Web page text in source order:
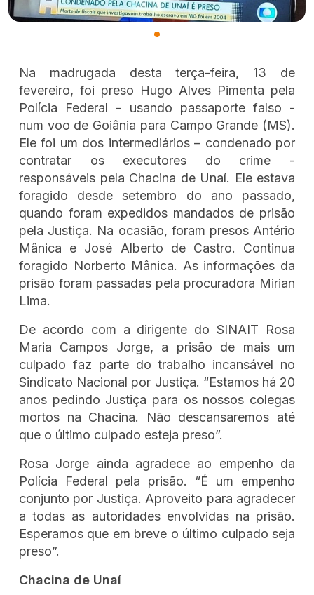
Na madrugada desta terça-feira, 13 de
fevereiro, foi preso Hugo Alves Pimenta pela
Polícia Federal - usando passaporte falso -
num voo de Goiânia para Campo Grande (MS).
Ele foi um dos intermediários – condenado por
contratar os executores do crime -
responsáveis pela Chacina de Unaí. Ele estava
foragido desde setembro do ano passado,
quando foram expedidos mandados de prisão
pela Justiça. Na ocasião, foram presos Antério
Mânica e José Alberto de Castro. Continua
foragido Norberto Mânica. As informações da
prisão foram passadas pela procuradora Mirian
Lima.
De acordo com a dirigente do SINAIT Rosa
Maria Campos Jorge, a prisão de mais um
culpado faz parte do trabalho incansável no
Sindicato Nacional por Justiça. “Estamos há 20
anos pedindo Justiça para os nossos colegas
mortos na Chacina. Não descansaremos até
que o último culpado esteja preso”.
Rosa Jorge ainda agradece ao empenho da
Polícia Federal pela prisão. “É um empenho
conjunto por Justiça. Aproveito para agradecer
a todas as autoridades envolvidas na prisão.
Esperamos que em breve o último culpado seja
preso”.
Chacina de Unaí